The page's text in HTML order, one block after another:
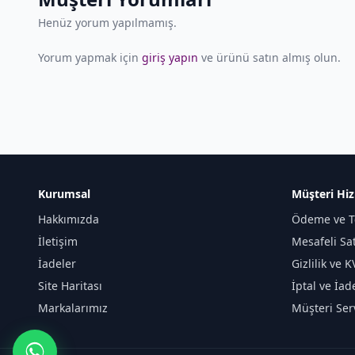
Henüz yorum yapılmamış.
Yorum yapmak için giriş yapın ve ürünü satın almış olun.
Kurumsal
Hakkımızda
İletişim
İadeler
Site Haritası
Markalarımız
Müşteri
Ödeme ve
Mesafeli
Gizlilik ve
İptal ve
Müşteri